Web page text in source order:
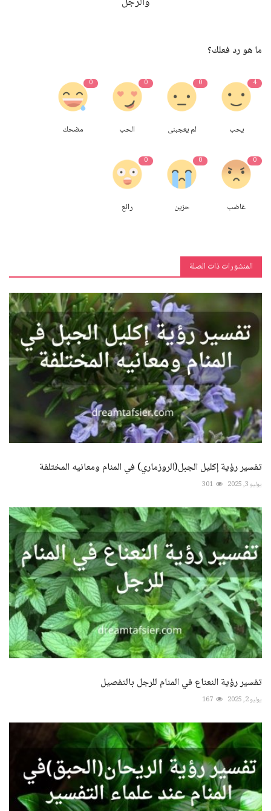
ما هو رد فعلك؟
4
يحب
0
لم يعجبنى
0
الحب
0
مضحك
0
غاضب
0
حزين
0
رائع
المنشورات ذات الصلة
تفسير رؤية إكليل الجبل(الروزماري) في المنام ومعانيه المختلفة
يوليو 3, 2025 301
تفسير رؤية النعناع في المنام للرجل بالتفصيل
يوليو 2, 2025 167